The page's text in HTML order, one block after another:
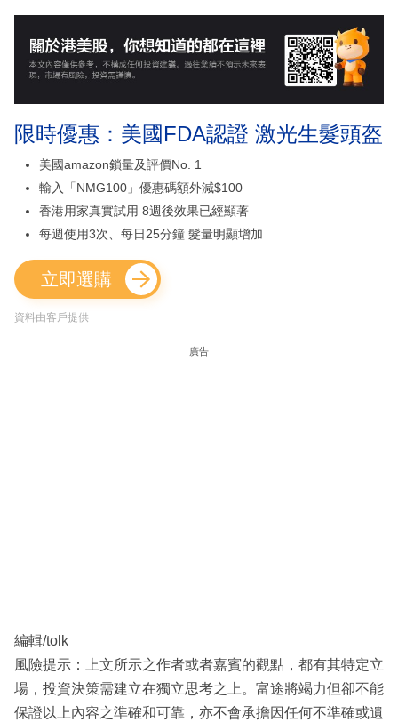
限時優惠：美國FDA認證 激光生髮頭盔
美國amazon鎖量及評價No. 1
輸入「NMG100」優惠碼額外減$100
香港用家真實試用 8週後效果已經顯著
每週使用3次、每日25分鐘 髮量明顯增加
立即選購
資料由客戶提供
廣告
編輯/tolk
風險提示：上文所示之作者或者嘉賓的觀點，都有其特定立
場，投資決策需建立在獨立思考之上。富途將竭力但卻不能
保證以上內容之準確和可靠，亦不會承擔因任何不準確或遺